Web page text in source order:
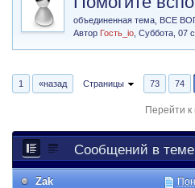
объединенная тема, ВСЕ
Автор Гость_io ,Суббота, 07
1 «назад Страницы 73 74
Перейти
Сообщений в
Zak